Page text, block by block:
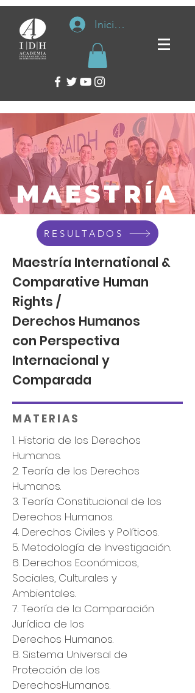
Iniciar sesión
MAESTRÍA
RESULTADOS
Maestría International &
Comparative Human
Rights /
Derechos Humanos
con Perspectiva
Internacional y
Comparada
M A T E R I A S
1. Historia de los Derechos
Humanos.
2. Teoría de los Derechos
Humanos.
3. Teoría Constitucional de los
Derechos Humanos.
4. Derechos Civiles y Políticos.
5. Metodología de Investigación.
6. Derechos Económicos,
Sociales, Culturales y
Ambientales.
7. Teoría de la Comparación
Jurídica de los
Derechos Humanos.
8. Sistema Universal de
Protección de los
DerechosHumanos.